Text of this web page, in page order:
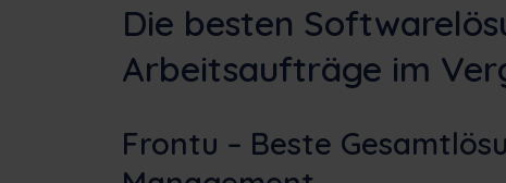
Die besten
Arbeitsaufträge im
Frontu – Beste